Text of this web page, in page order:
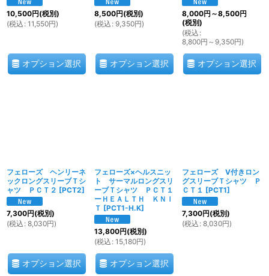
10,500円(税別)
(税込 : 11,550円)
オプション選択
8,500円(税別)
(税込 : 9,350円)
オプション選択
8,000円 ～8,500円
(税別)
(税込 :
8,800円 ～9,350円)
オプション選択
フェローズ ヘンリーネ
ックロングスリーブＴシ
ャツ ＰＣＴ２ [PCT2]
7,300円(税別)
(税込 : 8,030円)
オプション選択
フェローズ×ヘルスニッ
ト サーマルロングスリ
ーブＴシャツ ＰＣＴ１
ーＨＥＡＬＴＨ ＫＮＩ
Ｔ [PCT1-H.K]
13,800円(税別)
(税込 : 15,180円)
オプション選択
フェローズ V付きロン
グスリーブＴシャツ Ｐ
ＣＴ１ [PCT1]
7,300円(税別)
(税込 : 8,030円)